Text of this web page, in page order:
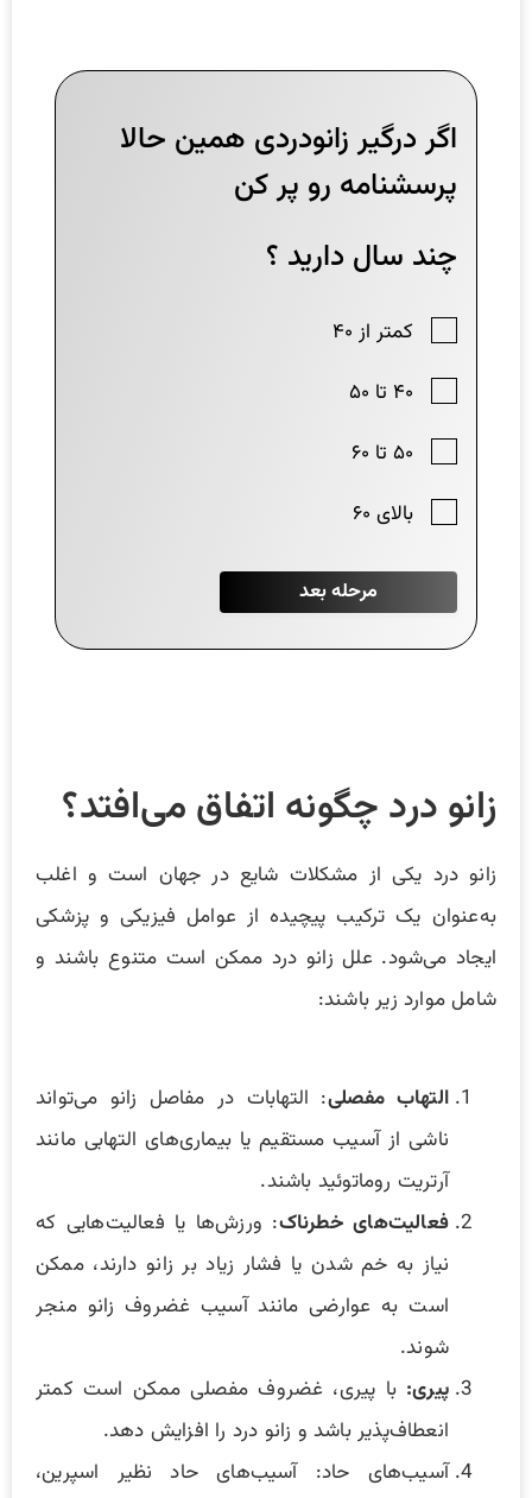
زانو درد چگونه اتفاق می‌افتد؟
زانو درد یکی از مشکلات شایع در جهان است و اغلب
به‌عنوان یک ترکیب پیچیده از عوامل فیزیکی و پزشکی
ایجاد می‌شود. علل زانو درد ممکن است متنوع باشند و
شامل موارد زیر باشند:
التهاب مفصلی: التهابات در مفاصل زانو می‌تواند
ناشی از آسیب مستقیم یا بیماری‌های التهابی مانند
آرتریت روماتوئید باشند.
فعالیت‌های خطرناک: ورزش‌ها یا فعالیت‌هایی که
نیاز به خم شدن یا فشار زیاد بر زانو دارند، ممکن
است به عوارضی مانند آسیب غضروف زانو منجر
شوند.
پیری: با پیری، غضروف مفصلی ممکن است کمتر
انعطاف‌پذیر باشد و زانو درد را افزایش دهد.
آسیب‌های حاد: آسیب‌های حاد نظیر اسپرین،